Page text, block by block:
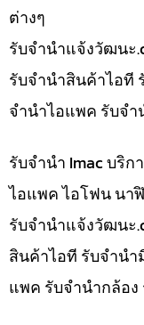
ต่างๆ
รับจํานําแจ้งวัฒนะ
รับจำนำสินค้าไอที
จำนำไอแพค รับจำ
รับจำนำ Imac บริ
ไอแพค ไอโฟน นา
รับจํานําแจ้งวัฒนะ
สินค้าไอที รับจำน
แพค รับจำนำกล้อง